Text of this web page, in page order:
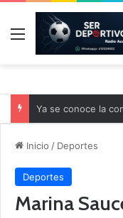
Menú
Inicio / Deportes
Deportes
Marina